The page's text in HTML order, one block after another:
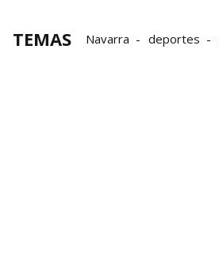
TEMAS Navarra deportes